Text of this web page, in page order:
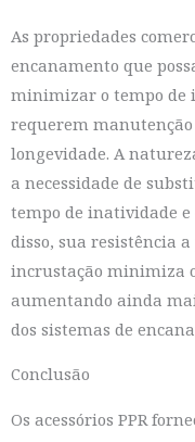
As propriedades
encanamento que
minimizar o tempo de
requerem
longevidade. A
a necessidade de
tempo de inatividade e
disso, sua resistência
incrustação minimiza
aumentando ainda
dos sistemas de
Conclusão
Os acessórios PPR